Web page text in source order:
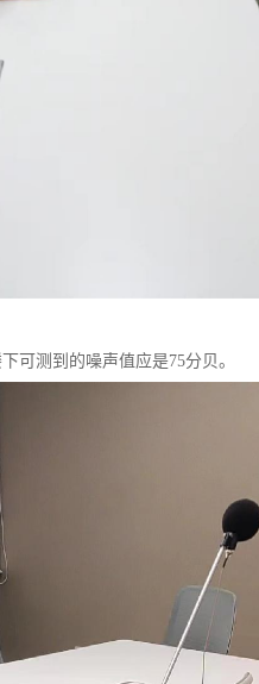
可测到的噪声值应是75分贝。